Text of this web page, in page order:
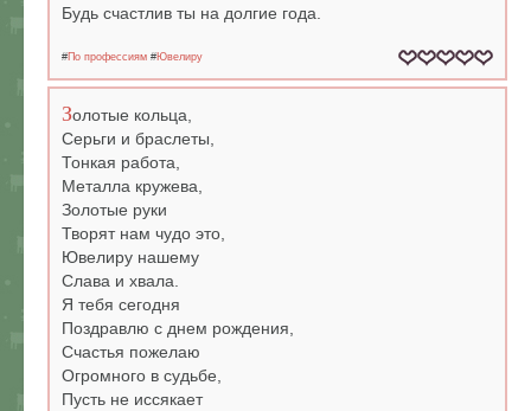
Будь счастлив ты на долгие года.
#По профессиям #Ювелиру
Золотые кольца,
Серьги и браслеты,
Тонкая работа,
Металла кружева,
Золотые руки
Творят нам чудо это,
Ювелиру нашему
Слава и хвала.
Я тебя сегодня
Поздравлю с днем рождения,
Счастья пожелаю
Огромного в судьбе,
Пусть не иссякает